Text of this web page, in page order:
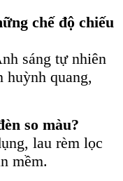
chế độ chiếu
sáng tự nhiên
huỳnh quang,
so màu?
lau rèm lọc
mềm.